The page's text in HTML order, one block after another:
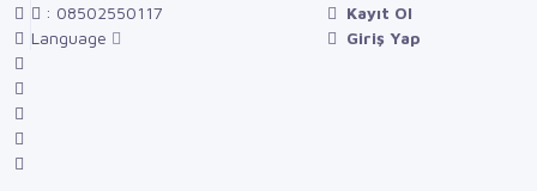
: 08502550117
Language
Kayıt Ol
Giriş Yap